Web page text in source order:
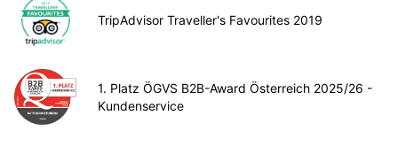
TripAdvisor Traveller's Favourites 2019
1. Platz ÖGVS B2B-Award Österreich 2025/26 -
Kundenservice